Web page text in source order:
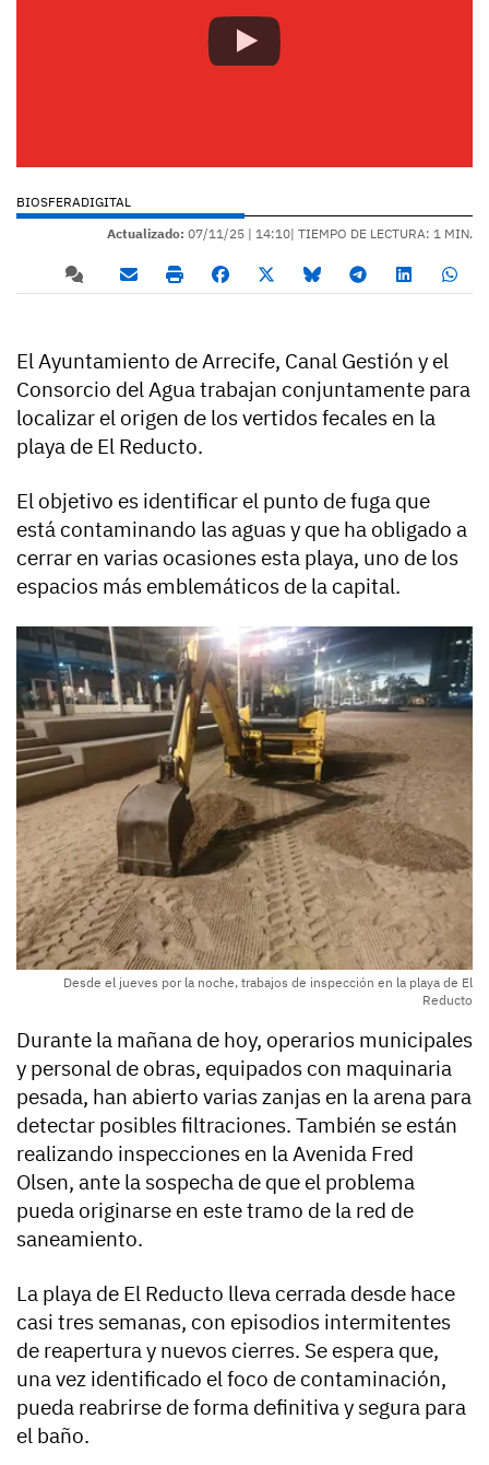
BIOSFERADIGITAL
Actualizado: 07/11/25 | 14:10| TIEMPO DE LECTURA: 1 MIN.
El Ayuntamiento de Arrecife, Canal Gestión y el
Consorcio del Agua trabajan conjuntamente para
localizar el origen de los vertidos fecales en la
playa de El Reducto.
El objetivo es identificar el punto de fuga que
está contaminando las aguas y que ha obligado a
cerrar en varias ocasiones esta playa, uno de los
espacios más emblemáticos de la capital.
Desde el jueves por la noche, trabajos de inspección en la playa de El
Reducto
Durante la mañana de hoy, operarios municipales
y personal de obras, equipados con maquinaria
pesada, han abierto varias zanjas en la arena para
detectar posibles filtraciones. También se están
realizando inspecciones en la Avenida Fred
Olsen, ante la sospecha de que el problema
pueda originarse en este tramo de la red de
saneamiento.
La playa de El Reducto lleva cerrada desde hace
casi tres semanas, con episodios intermitentes
de reapertura y nuevos cierres. Se espera que,
una vez identificado el foco de contaminación,
pueda reabrirse de forma definitiva y segura para
el baño.